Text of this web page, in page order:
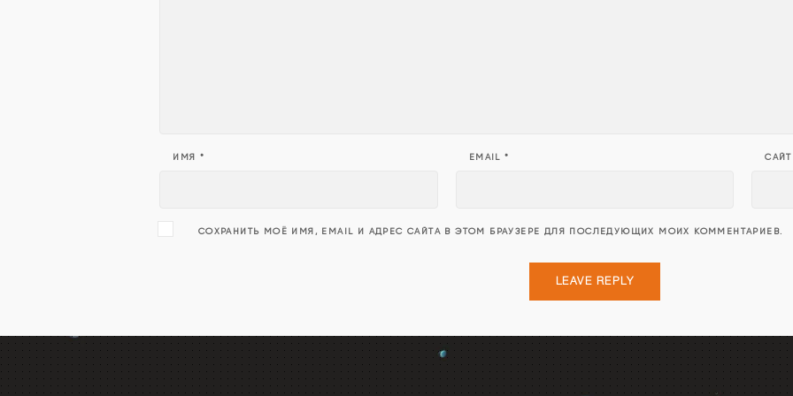
ИМЯ * EMAIL* САЙТ
СОХРАНИТЬ МОЁ ИМЯ, EMAIL И АДРЕС САЙТА В ЭТОМ БРАУЗЕРЕ ДЛЯ ПОСЛЕДУЮЩИХ МОИХ КОММЕНТАРИЕВ.